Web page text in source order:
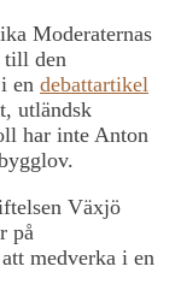
Moderaternas
till den
en debattartikel
utländsk
har inte Anton
Växjö
på
medverka i en